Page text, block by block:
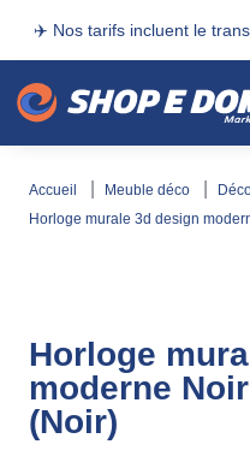
✈️ Nos tarifs incluent le
accueil meuble déco
horloge murale 3d design
Horloge
moderne
(Noir)